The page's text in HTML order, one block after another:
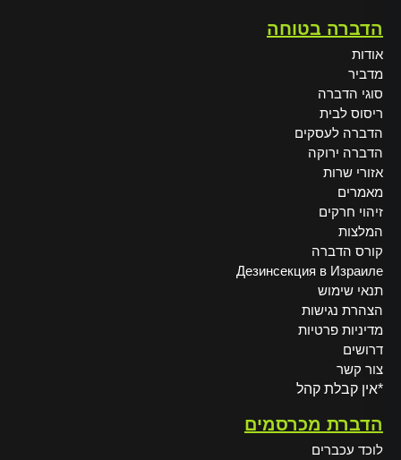
הדברה בטוחה
אודות
מדביר
סוגי הדברה
ריסוס לבית
הדברה לעסקים
הדברה ירוקה
אזורי שרות
מאמרים
זיהוי חרקים
המלצות
קורס הדברה
Дезинсекция в Израиле
תנאי שימוש
הצהרת נגישות
מדיניות פרטיות
דרושים
צור קשר
*אין קבלת קהל
הדברת מכרסמים
לוכד עכברים